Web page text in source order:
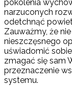
pokolenia
narzuconych
odetchnąć
Zauważmy, że
nieszczęsnego
uświadomić
zmagać się sam
przeznaczenie
systemu.